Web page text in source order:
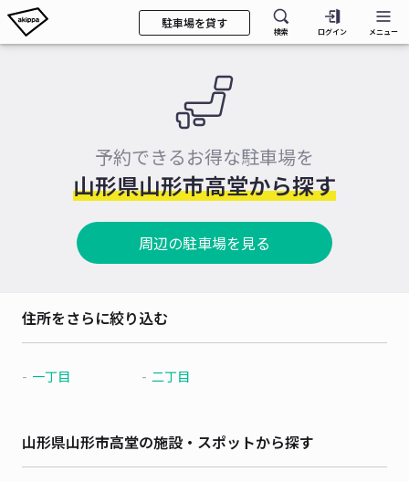
駐車場を貸す
検索 ログイン メニュー
予約できるお得な駐車場を
山形県山形市高堂から探す
周辺の駐車場を見る
住所をさらに絞り込む
一丁目 二丁目
山形県山形市高堂の施設・スポットから探す